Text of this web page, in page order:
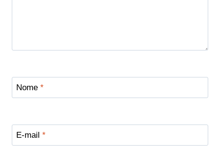
Nome *
E-mail *